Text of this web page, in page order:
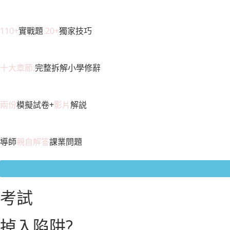
110+實戰題 20+獨家技巧
十大章節:完整拆解小學修辭
兩份模擬試卷+影片解説
導師親自解答課業問題
考試